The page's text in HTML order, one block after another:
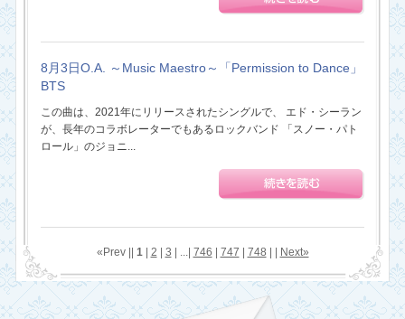
8月3日O.A. ～Music Maestro～「Permission to Dance」
BTS
この曲は、2021年にリリースされたシングルで、 エド・シーラン
が、長年のコラボレーターでもあるロックバンド 「スノー・パト
ロール」のジョニ...
«Prev || 1| 2 3 | ...| 746 747 748 Next»